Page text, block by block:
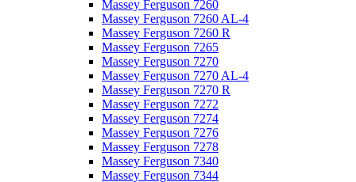
Massey Ferguson 7260
Massey Ferguson 7260 AL-4
Massey Ferguson 7260 R
Massey Ferguson 7265
Massey Ferguson 7270
Massey Ferguson 7270 AL-4
Massey Ferguson 7270 R
Massey Ferguson 7272
Massey Ferguson 7274
Massey Ferguson 7276
Massey Ferguson 7278
Massey Ferguson 7340
Massey Ferguson 7344